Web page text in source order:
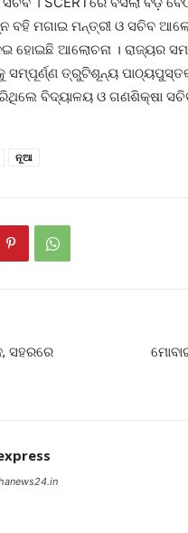
ବହି ମଗାଇ ମନ୍ତ୍ରୀ ଓ ସଚିବ
ହୋଇଛି ଆଲୋଚନା । ରାଜ୍ୟର
ସମ୍ପୂର୍ଣ୍ଣ ତ୍ରୁଟିଶୂନ୍ୟ
ବିଦ୍ୟାଳୟ ଓ ଗଣଶିକ୍ଷା ସଚିବ
ନୂଆ
ସହରରେ